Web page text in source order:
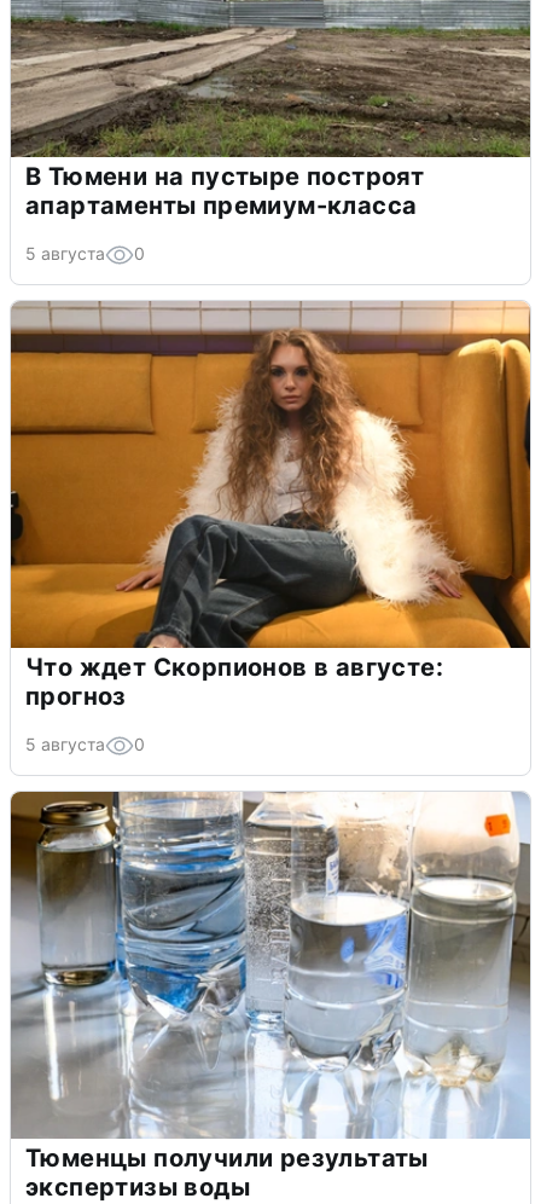
В Тюмени на пустыре построят
апартаменты премиум-класса
5 августа 0
Что ждет Скорпионов в августе:
прогноз
5 августа 0
Тюменцы получили результаты
экспертизы воды